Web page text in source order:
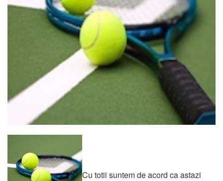
Cu totii suntem de acord ca astazi